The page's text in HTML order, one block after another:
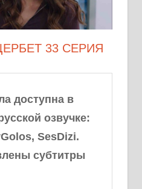
33 СЕРИЯ
доступна в
озвучке:
SesDizi.
субтитры